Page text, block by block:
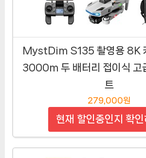
MystDim S135 촬영용 8K
3000m 두 배터리 접이식 고
트
279,000원
현재 할인중인지 확인